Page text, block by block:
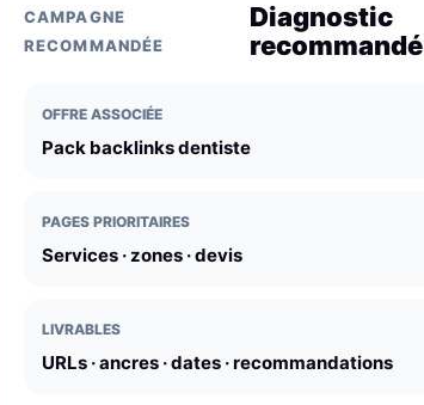
CAMPAGNE
RECOMMANDÉE
Diagnostic
recommandé
OFFRE ASSOCIÉE
Pack backlinks dentiste
PAGES PRIORITAIRES
Services · zones · devis
LIVRABLES
URLs · ancres · dates · recommandations